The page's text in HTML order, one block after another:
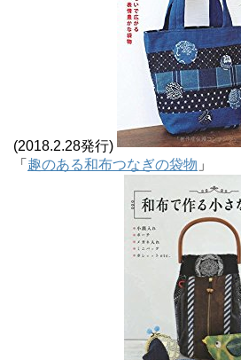
(2018.2.28発行)
「 趣のある和布つなぎの袋物 」